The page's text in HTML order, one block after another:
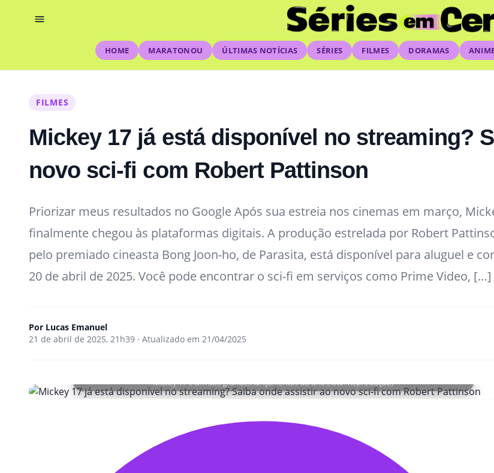
HOME MARATONOU ÚLTIMAS NOTÍCIAS SÉRIES FILMES DORAMAS
FILMES
Mickey 17 já está disponível no streaming?
novo sci-fi com Robert Pattinson
Priorizar meus resultados no Google Após sua estreia nos cinemas em março,
finalmente chegou às plataformas digitais. A produção estrelada por Robert
pelo premiado cineasta Bong Joon-ho, de Parasita, está disponível para aluguel e
20 de abril de 2025. Você pode encontrar o sci-fi em serviços como Prime Video, […]
Por Lucas Emanuel
21 de abril de 2025, 21h39 · Atualizado em 21/04/2025
Mickey 17 é um dos grandes lançamentos do ano (foto: Reprodução)